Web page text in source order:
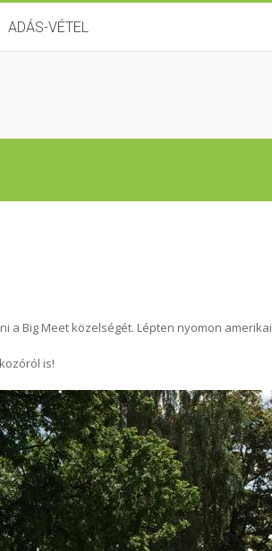
ADÁS-VÉTEL
a Big Meet közelségét. Lépten nyomon amerikai
is!